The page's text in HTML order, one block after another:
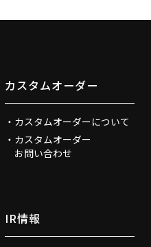
カスタムオーダー
カスタムオーダーについて
カスタムオーダー
お問い合わせ
IR情報